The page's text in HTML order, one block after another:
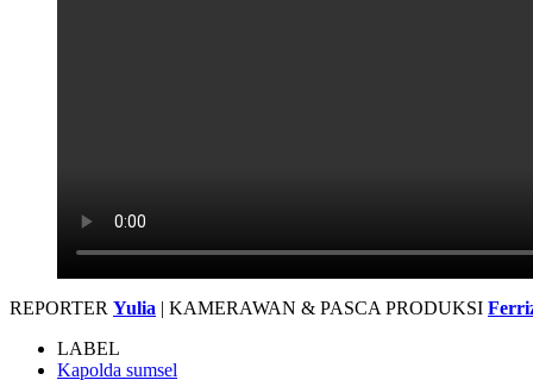
REPORTER Yulia | KAMERAWAN & PASCA PRODUKSI
LABEL
Kapolda sumsel